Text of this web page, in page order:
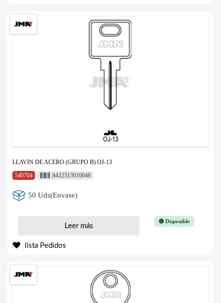
LLAVIN DE ACERO (GRUPO B) OJ-13
540704
8422513010048
50 Uds(Envase)
🟢 Disponible
Leer más
lista Pedidos